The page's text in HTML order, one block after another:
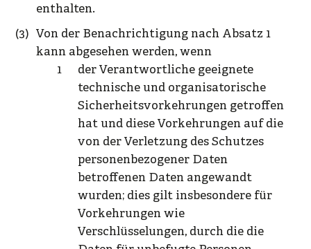
enthalten.
Von der Benachrichtigung nach Absatz 1
kann abgesehen werden, wenn
der Verantwortliche geeignete
technische und organisatorische
Sicherheitsvorkehrungen getroffen
hat und diese Vorkehrungen auf die
von der Verletzung des Schutzes
personenbezogener Daten
betroffenen Daten angewandt
wurden; dies gilt insbesondere für
Vorkehrungen wie
Verschlüsselungen, durch die die